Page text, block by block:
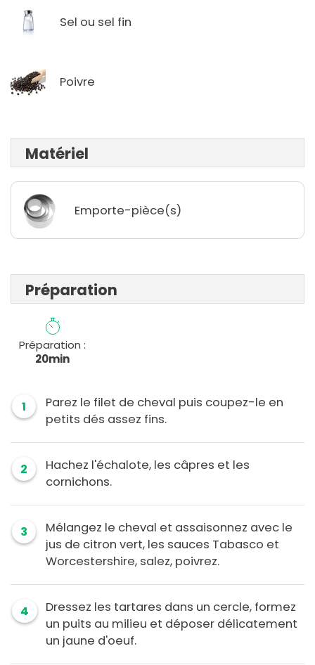
Sel ou sel fin
Poivre
Matériel
Emporte-pièce(s)
Préparation
Préparation :
20min
1
Parez le filet de cheval puis coupez-le en
petits dés assez fins.
2
Hachez l'échalote, les câpres et les
cornichons.
3
Mélangez le cheval et assaisonnez avec le
jus de citron vert, les sauces Tabasco et
Worcestershire, salez, poivrez.
4
Dressez les tartares dans un cercle, formez
un puits au milieu et déposer délicatement
un jaune d'oeuf.